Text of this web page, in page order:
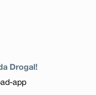
Drogal!